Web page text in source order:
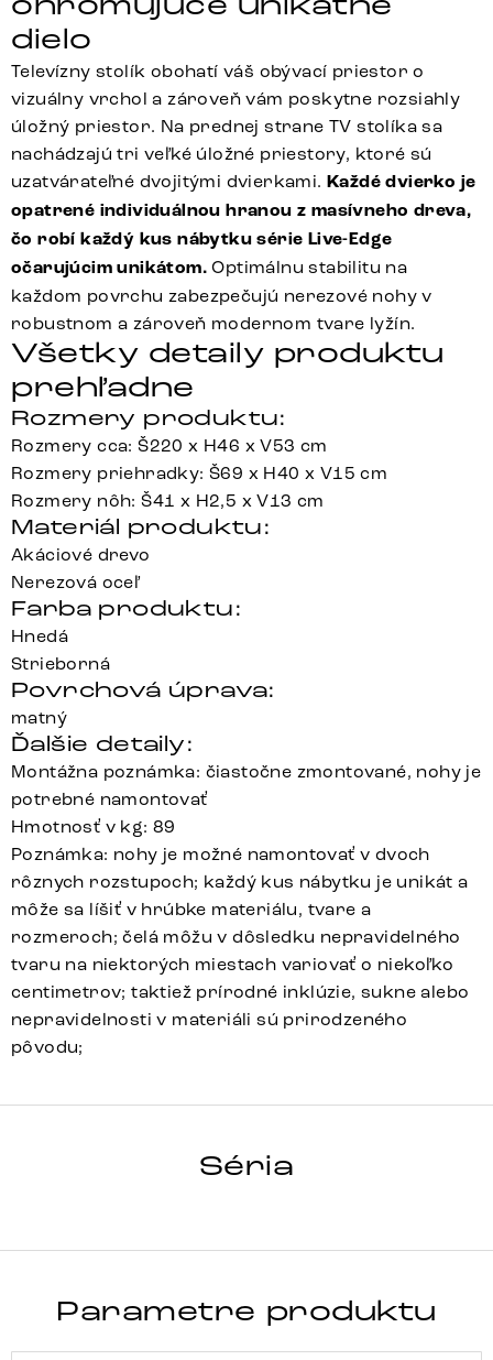
dielo
Televízny stolík obohatí váš obývací priestor o
vizuálny vrchol a zároveň vám poskytne rozsiahly
úložný priestor. Na prednej strane TV stolíka sa
nachádzajú tri veľké úložné priestory, ktoré sú
uzatvárateľné dvojitými dvierkami. Každé dvierko je
opatrené individuálnou hranou z masívneho dreva,
čo robí každý kus nábytku série Live-Edge
očarujúcim unikátom. Optimálnu stabilitu na
každom povrchu zabezpečujú nerezové nohy v
robustnom a zároveň modernom tvare lyžín.
Všetky detaily produktu
prehľadne
Rozmery produktu:
Rozmery cca: Š220 x H46 x V53 cm
Rozmery priehradky: Š69 x H40 x V15 cm
Rozmery nôh: Š41 x H2,5 x V13 cm
Materiál produktu:
Akáciové drevo
Nerezová oceľ
Farba produktu:
Hnedá
Strieborná
Povrchová úprava:
matný
Ďalšie detaily:
Montážna poznámka: čiastočne zmontované, nohy je
potrebné namontovať
Hmotnosť v kg: 89
Poznámka: nohy je možné namontovať v dvoch
rôznych rozstupoch; každý kus nábytku je unikát a
môže sa líšiť v hrúbke materiálu, tvare a
rozmeroch; čelá môžu v dôsledku nepravidelného
tvaru na niektorých miestach variovať o niekoľko
centimetrov; taktiež prírodné inklúzie, sukne alebo
nepravidelnosti v materiáli sú prirodzeného
pôvodu;
Séria
LIVE EDGE
Parametre produktu